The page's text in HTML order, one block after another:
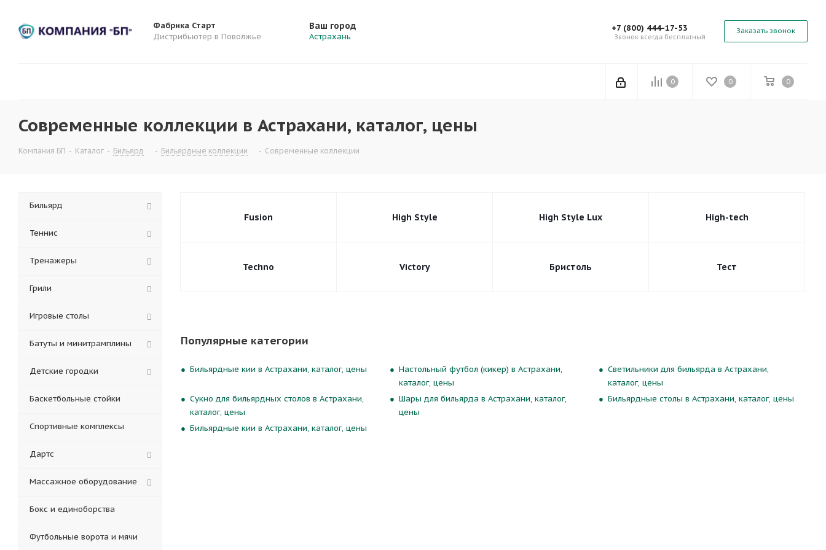
Фабрика Старт
Дистрибьютер в Поволжье
Ваш город
Астрахань
+7 (800) 444-17-53
Звонок всегда бесплатный
Заказать звонок
0 0 0
Современные коллекции в Астрахани, каталог, цены
Компания БП - Каталог - Бильярд - Бильярдные коллекции - Современные коллекции
Fusion High Style High Style Lux High-tech
Techno Victory Бристоль Тест
Популярные категории
Бильярдные кии в Астрахани, каталог, цены
Настольный футбол (кикер) в Астрахани,
каталог, цены
Светильники для бильярда в Астрахани,
каталог, цены
Сукно для бильярдных столов в Астрахани,
каталог, цены
Шары для бильярда в Астрахани, каталог,
цены
Бильярдные столы в Астрахани, каталог, цены
Бильярдные кии в Астрахани, каталог, цены
Бильярд
Теннис
Тренажеры
Грили
Игровые столы
Батуты и минитрамплины
Детские городки
Баскетбольные стойки
Спортивные комплексы
Дартс
Массажное оборудование
Бокс и единоборства
Футбольные ворота и мячи